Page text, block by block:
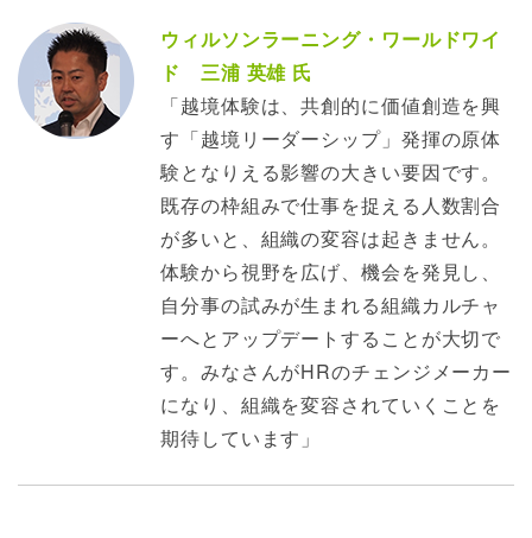
ウィルソンラーニング・ワールドワイ
ド 三浦 英雄 氏
「越境体験は、共創的に価値創造を興
す「越境リーダーシップ」発揮の原体
験となりえる影響の大きい要因です。
既存の枠組みで仕事を捉える人数割合
が多いと、組織の変容は起きません。
体験から視野を広げ、機会を発見し、
自分事の試みが生まれる組織カルチャ
ーへとアップデートすることが大切で
す。みなさんがHRのチェンジメーカー
になり、組織を変容されていくことを
期待しています」